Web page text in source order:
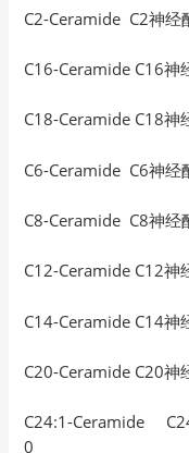
C2-Ceramide C2神
C16-Ceramide C16
C18-Ceramide C18
C6-Ceramide C6神
C8-Ceramide C8神
C12-Ceramide C12
C14-Ceramide C14
C20-Ceramide C20
C24:1-Ceramide
0